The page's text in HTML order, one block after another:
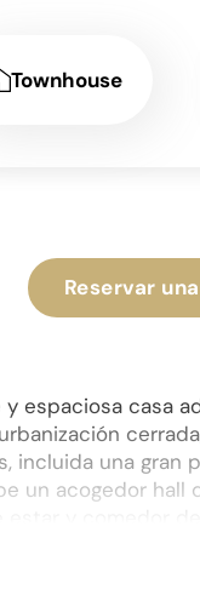
Townhouse
Reservar
espaciosa casa
incluida una gran
un acogedor hall
estar y comedor
tanto para
grandes